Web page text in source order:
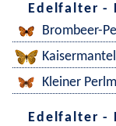
Edelfalter -
Brombeer-
Kaisermantel
Kleiner
Edelfalter -